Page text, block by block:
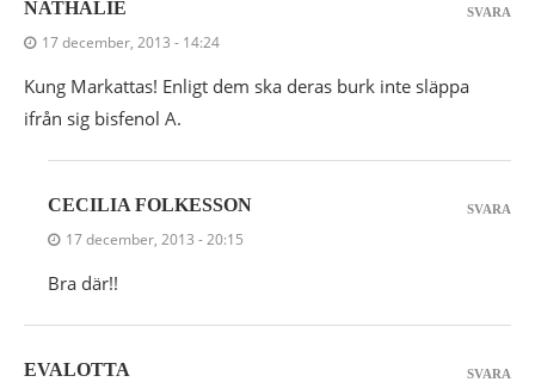
NATHALIE
17 december, 2013 - 14:24
Kung Markattas! Enligt dem ska deras burk inte släppa
ifrån sig bisfenol A.
SVARA
CECILIA FOLKESSON
17 december, 2013 - 20:15
Bra där!!
SVARA
EVALOTTA
SVARA